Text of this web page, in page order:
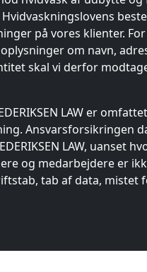
på vores klienter.
om navn,
skal vi derfor
LAW er
Ansvarsforsikringen
LAW, uanset
og medarbejdere er
tab af data, mistet